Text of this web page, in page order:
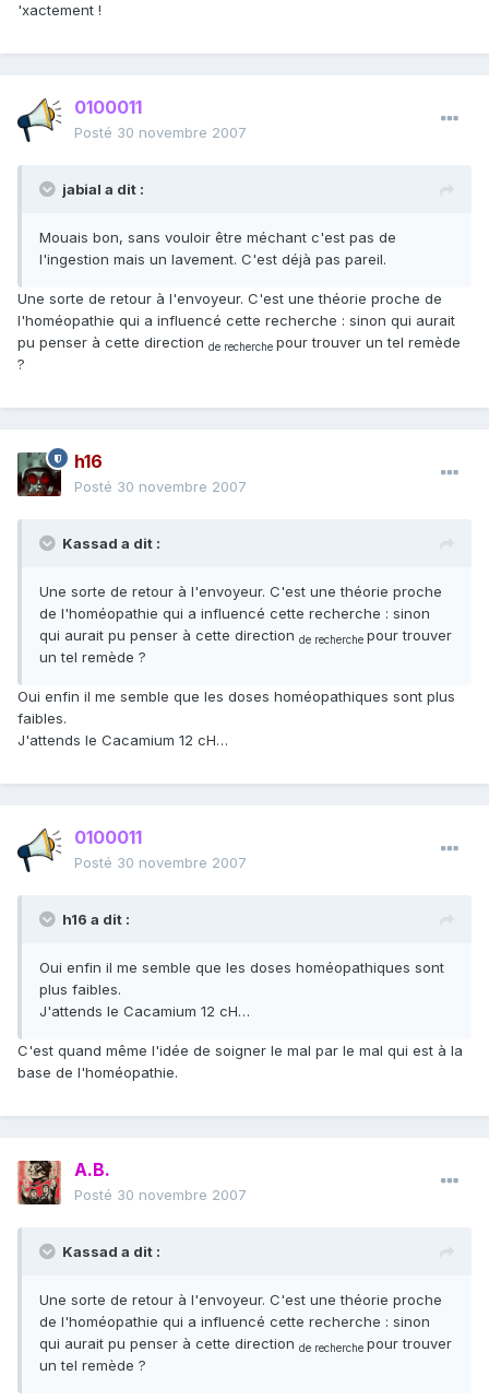
'xactement !
0100011
Posté 30 novembre 2007
jabial a dit :
Mouais bon, sans vouloir être méchant c'est pas de
l'ingestion mais un lavement. C'est déjà pas pareil.
Une sorte de retour à l'envoyeur. C'est une théorie proche de
l'homéopathie qui a influencé cette recherche : sinon qui aurait
pu penser à cette direction de recherche pour trouver un tel remède
?
h16
Posté 30 novembre 2007
Kassad a dit :
Une sorte de retour à l'envoyeur. C'est une théorie proche
de l'homéopathie qui a influencé cette recherche : sinon
qui aurait pu penser à cette direction de recherche pour trouver
un tel remède ?
Oui enfin il me semble que les doses homéopathiques sont plus
faibles.
J'attends le Cacamium 12 cH…
0100011
Posté 30 novembre 2007
h16 a dit :
Oui enfin il me semble que les doses homéopathiques sont
plus faibles.
J'attends le Cacamium 12 cH…
C'est quand même l'idée de soigner le mal par le mal qui est à la
base de l'homéopathie.
A.B.
Posté 30 novembre 2007
Kassad a dit :
Une sorte de retour à l'envoyeur. C'est une théorie proche
de l'homéopathie qui a influencé cette recherche : sinon
qui aurait pu penser à cette direction de recherche pour trouver
un tel remède ?